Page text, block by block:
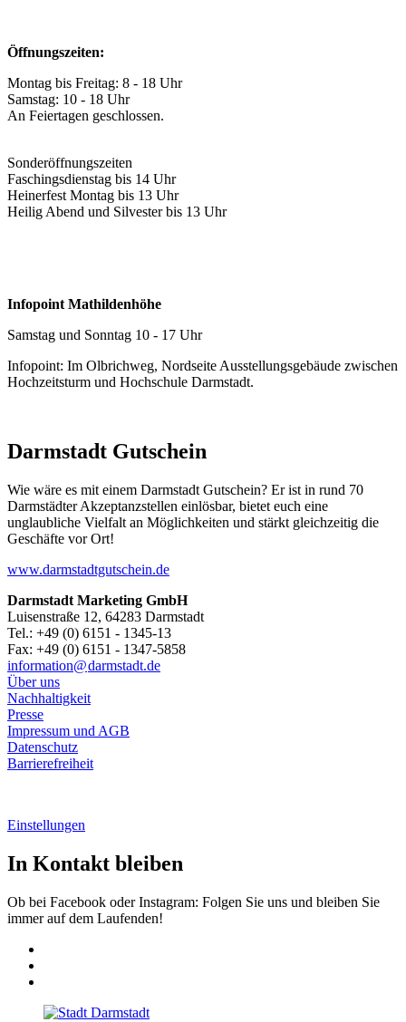
Öffnungszeiten:
Montag bis Freitag: 8 - 18 Uhr
Samstag: 10 - 18 Uhr
An Feiertagen geschlossen.
Sonderöffnungszeiten
Faschingsdienstag bis 14 Uhr
Heinerfest Montag bis 13 Uhr
Heilig Abend und Silvester bis 13 Uhr
Infopoint Mathildenhöhe
Samstag und Sonntag 10 - 17 Uhr
Infopoint: Im Olbrichweg, Nordseite Ausstellungsgebäude zwischen
Hochzeitsturm und Hochschule Darmstadt.
Darmstadt Gutschein
Wie wäre es mit einem Darmstadt Gutschein? Er ist in rund 70
Darmstädter Akzeptanzstellen einlösbar, bietet euch eine
unglaubliche Vielfalt an Möglichkeiten und stärkt gleichzeitig die
Geschäfte vor Ort!
www.darmstadtgutschein.de
Darmstadt Marketing GmbH
Luisenstraße 12, 64283 Darmstadt
Tel.: +49 (0) 6151 - 1345-13
Fax: +49 (0) 6151 - 1347-5858
information@darmstadt.de
Über uns
Nachhaltigkeit
Presse
Impressum und AGB
Datenschutz
Barrierefreiheit
Einstellungen
In Kontakt bleiben
Ob bei Facebook oder Instagram: Folgen Sie uns und bleiben Sie
immer auf dem Laufenden!